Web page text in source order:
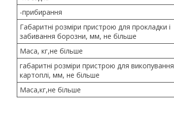
-прибирання
Габаритні розміри пристрою для прокладки і
забивання борозни, мм, не більше
Маса, кг,не більше
габаритні розміри пристрою для викопування
картоплі, мм, не більше
Маса,кг,не більше